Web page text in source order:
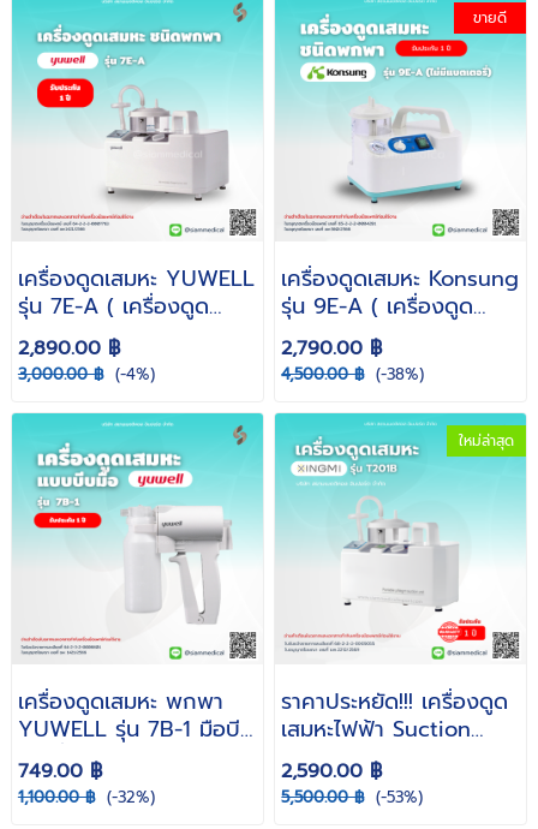
เครื่องดูดเสมหะ YUWELL
รุ่น 7E-A ( เครื่องดูด
เสมหะผู้ป่วยติดเตียง ดูด
เสมหะ ที่ดูดเสมหะ พกพา
ดูดเสมหะในคอ )
2,890.00 ฿
3,000.00 ฿ (-4%)
ขายดี
เครื่องดูดเสมหะ Konsung
รุ่น 9E-A ( เครื่องดูด
เสมหะ ดูดเสมหะ ผู้ป่วยติด
เตียง ไม่มีแบตเตอรี่ )
2,790.00 ฿
4,500.00 ฿ (-38%)
เครื่องดูดเสมหะ พกพา
YUWELL รุ่น 7B-1 มือบีบ
( เครื่องดูดเสมหะผู้ป่วยติด
เตียง เครื่องดูดเสมหะ
ขนาดเล็ก น้ำหนักเบา ไม่ใช้
749.00 ฿
1,100.00 ฿ (-32%)
ใหม่ล่าสุด
ราคาประหยัด!!! เครื่องดูด
เสมหะไฟฟ้า Suction
XINGMI รุ่น T201B
2,590.00 ฿
5,500.00 ฿ (-53%)